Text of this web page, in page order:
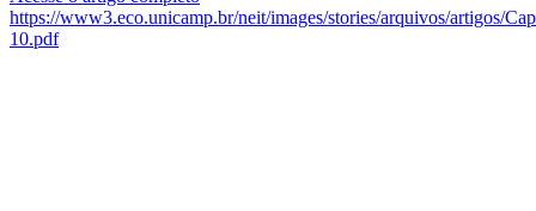
https://www3.eco.unicamp.br/neit/images/stories/arquivos/artigos/
10.pdf